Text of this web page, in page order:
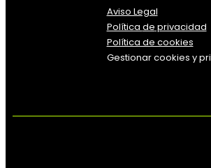
Aviso Legal
Política de privacidad
Política de cookies
Gestionar cookies y